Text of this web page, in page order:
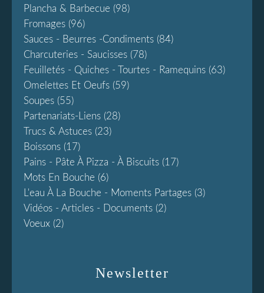
Newsletter
Plancha & Barbecue (98)
Fromages (96)
Sauces - Beurres -condiments (84)
Charcuteries - Saucisses (78)
Feuilletés - Quiches - Tourtes - Ramequins (63)
Omelettes Et Oeufs (59)
Soupes (55)
Partenariats-Liens (28)
Trucs & Astuces (23)
Boissons (17)
Pains - Pâte À Pizza - À Biscuits (17)
Mots En Bouche (6)
L'eau À La Bouche - Moments Partages (3)
Vidéos - Articles - Documents (2)
Voeux (2)